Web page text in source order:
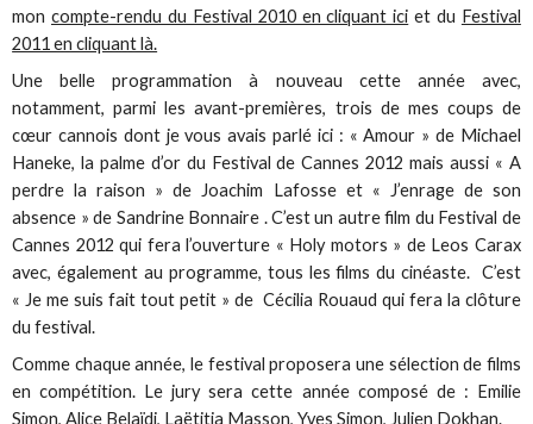
mon compte-rendu du Festival 2010 en cliquant ici et du Festival
2011 en cliquant là.
Une belle programmation à nouveau cette année avec,
notamment, parmi les avant-premières, trois de mes coups de
cœur cannois dont je vous avais parlé ici : « Amour » de Michael
Haneke, la palme d’or du Festival de Cannes 2012 mais aussi « A
perdre la raison » de Joachim Lafosse et « J’enrage de son
absence » de Sandrine Bonnaire . C’est un autre film du Festival de
Cannes 2012 qui fera l’ouverture « Holy motors » de Leos Carax
avec, également au programme, tous les films du cinéaste. C’est
« Je me suis fait tout petit » de Cécilia Rouaud qui fera la clôture
du festival.
Comme chaque année, le festival proposera une sélection de films
en compétition. Le jury sera cette année composé de : Emilie
Simon, Alice Belaïdi, Laëtitia Masson, Yves Simon, Julien Dokhan.